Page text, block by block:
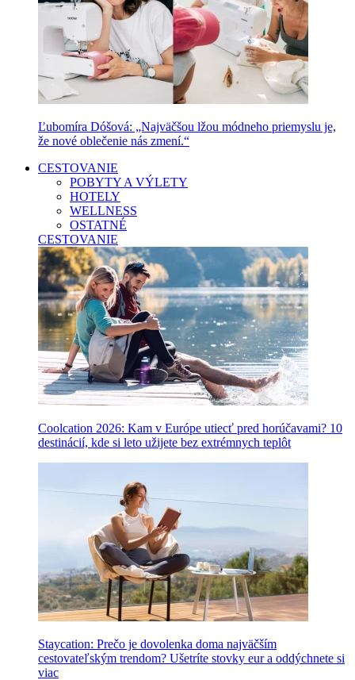
Ľubomíra Dóšová: „Najväčšou lžou módneho priemyslu je,
že nové oblečenie nás zmení.“
CESTOVANIE
POBYTY A VÝLETY
HOTELY
WELLNESS
OSTATNÉ
CESTOVANIE
Coolcation 2026: Kam v Európe utiecť pred horúčavami? 10
destinácií, kde si leto užijete bez extrémnych teplôt
Staycation: Prečo je dovolenka doma najväčším
cestovateľským trendom? Ušetríte stovky eur a oddýchnete si
viac